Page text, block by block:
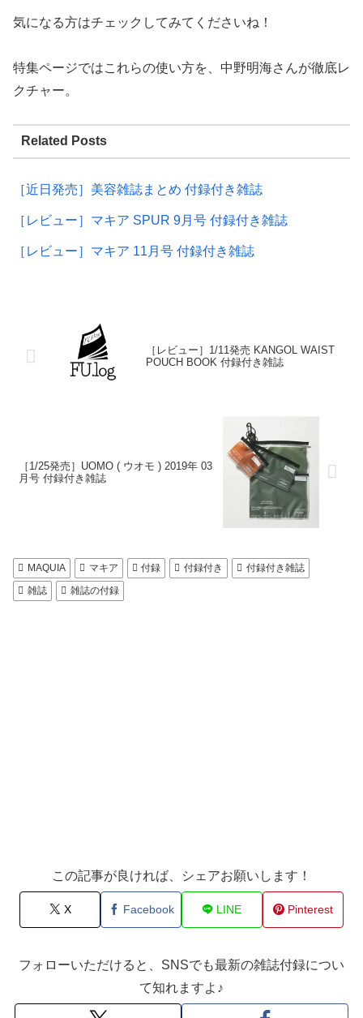
気になる方はチェックしてみてくださいね！
特集ページではこれらの使い方を、中野明海さんが徹底レ
クチャー。
Related Posts
［近日発売］美容雑誌まとめ 付録付き雑誌
［レビュー］マキア SPUR 9月号 付録付き雑誌
［レビュー］マキア 11月号 付録付き雑誌
［レビュー］1/11発売 KANGOL WAIST
POUCH BOOK 付録付き雑誌
［1/25発売］UOMO ( ウオモ ) 2019年 03
月号 付録付き雑誌
MAQUIA マキア 付録 付録付き
付録付き雑誌
雑誌
雑誌の付録
この記事が良ければ、シェアお願いします！
X Facebook LINE Pinterest
フォローいただけると、SNSでも最新の雑誌付録につい
て知れますよ♪